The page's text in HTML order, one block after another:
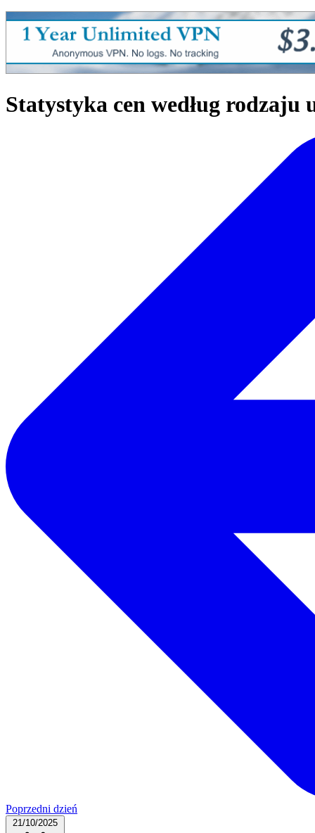
Statystyka cen według rodzaju
Poprzedni dzień
21/10/2025